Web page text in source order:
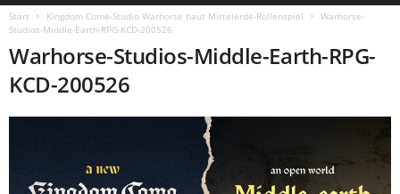
Start Kingdom Come-Studio Warhorse baut Mittelerde-Rollenspiel
Warhorse-
Studios-Middle-Earth-RPG-KCD-200526
Warhorse-Studios-Middle-Earth-RPG-
KCD-200526